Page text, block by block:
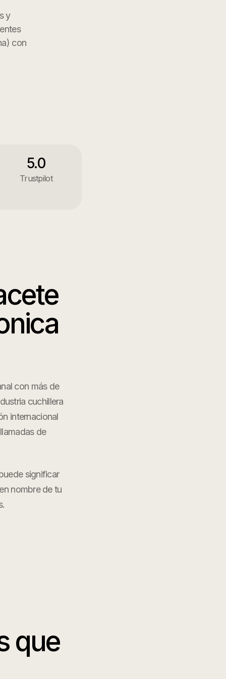
y
) con
5.0
Trustpilot
con más de
cuchillera
internacional
de
significar
nombre de tu
.
que